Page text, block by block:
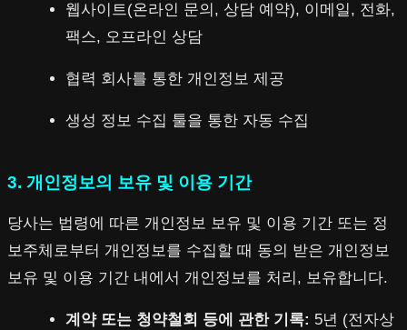
웹사이트(온라인 문의, 상담 예약), 이메일, 전화,
팩스, 오프라인 상담
협력 회사를 통한 개인정보 제공
생성 정보 수집 툴을 통한 자동 수집
3. 개인정보의 보유 및 이용 기간
당사는 법령에 따른 개인정보 보유 및 이용 기간 또는 정
보주체로부터 개인정보를 수집할 때 동의 받은 개인정보
보유 및 이용 기간 내에서 개인정보를 처리, 보유합니다.
계약 또는 청약철회 등에 관한 기록: 5년 (전자상